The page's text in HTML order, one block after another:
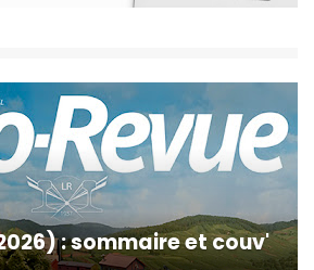
: sommaire et couv'